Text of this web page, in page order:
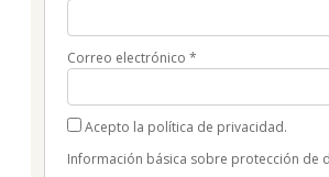
Correo electrónico *
Acepto la política de privacidad.
Información básica sobre protección de